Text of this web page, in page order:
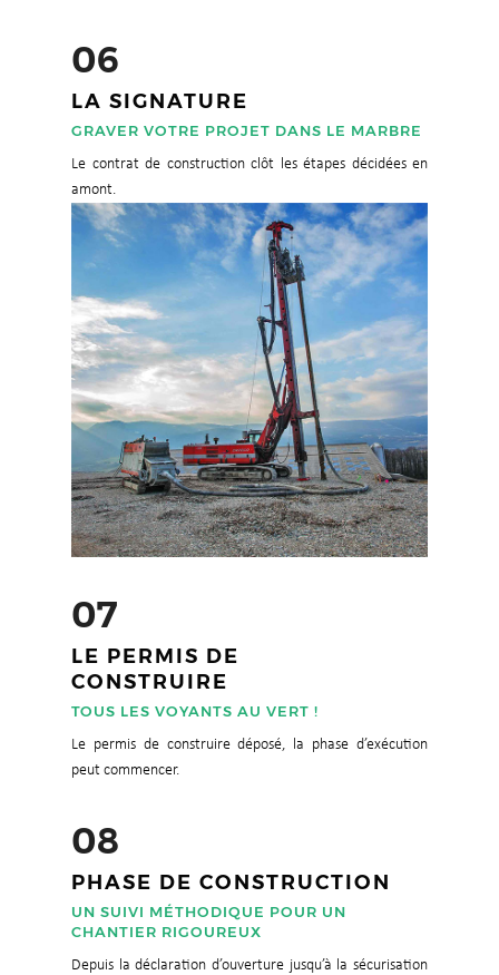
06
LA SIGNATURE
GRAVER VOTRE PROJET DANS LE MARBRE
Le contrat de construction clôt les étapes décidées en
amont.
07
LE PERMIS DE
CONSTRUIRE
TOUS LES VOYANTS AU VERT !
Le permis de construire déposé, la phase d’exécution
peut commencer.
08
PHASE DE CONSTRUCTION
UN SUIVI MÉTHODIQUE POUR UN
CHANTIER RIGOUREUX
Depuis la déclaration d’ouverture jusqu’à la sécurisation